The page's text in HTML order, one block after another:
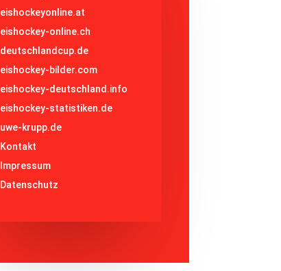
eishockeyonline.at
eishockey-online.ch
deutschlandcup.de
eishockey-bilder.com
eishockey-deutschland.info
eishockey-statistiken.de
uwe-krupp.de
Kontakt
Impressum
Datenschutz